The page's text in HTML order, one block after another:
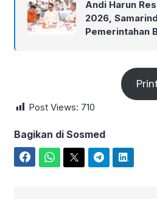
Andi Harun
2026,
Pemerintahan
Post Views: 710
Bagikan di Sosmed